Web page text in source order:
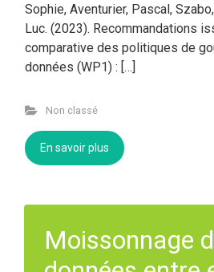
Sophie, Aventurier, Pascal,
Luc. (2023). Recommandations
comparative des politiques de
données (WP1) : […]
Non classé
En savoir plus
Moissonnage